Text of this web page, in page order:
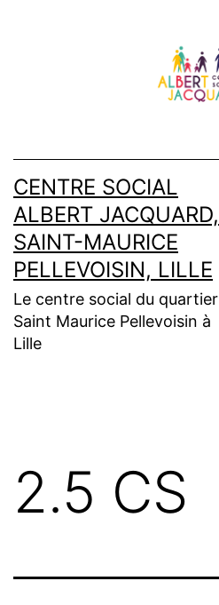
CENTRE SOCIAL
ALBERT JACQUARD,
SAINT-MAURICE
PELLEVOISIN, LILLE
Le centre social du quartier
Saint Maurice Pellevoisin à
Lille
2.5 CS